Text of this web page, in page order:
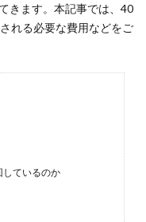
きます。本記事では、40
れる必要な費用などをご
しているのか